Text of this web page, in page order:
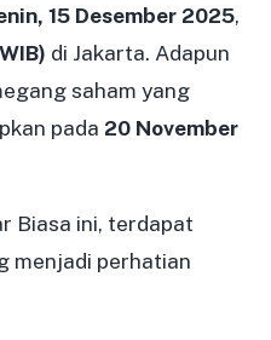
15 Desember 2025,
di Jakarta. Adapun
saham yang
pada 20 November
Biasa ini, terdapat
menjadi perhatian